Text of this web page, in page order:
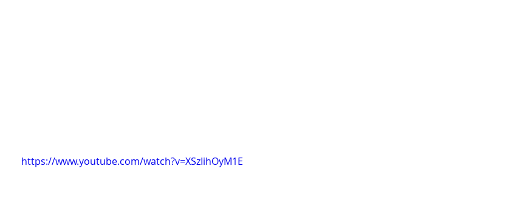
https://www.youtube.com/watch?v=XSzIihOyM1E